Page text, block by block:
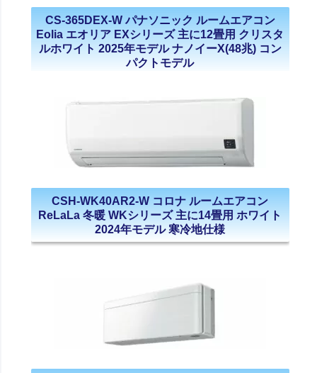
CS-365DEX-W パナソニック ルームエアコン
Eolia エオリア EXシリーズ 主に12畳用 クリスタ
ルホワイト 2025年モデル ナノイーX(48兆) コン
パクトモデル
CSH-WK40AR2-W コロナ ルームエアコン
ReLaLa 冬暖 WKシリーズ 主に14畳用 ホワイト
2024年モデル 寒冷地仕様